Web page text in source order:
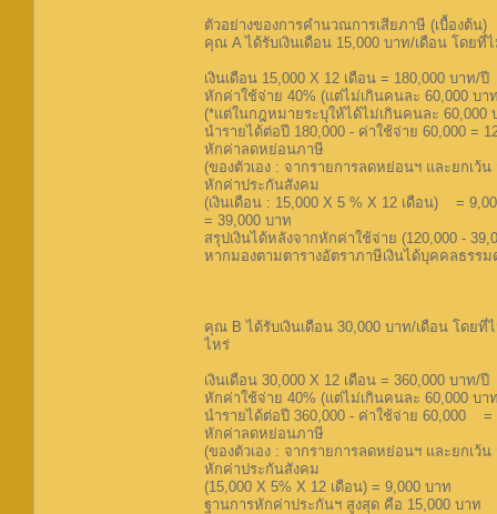
ตัวอย่างของการคำนวณการเสียภาษี (เบื้องต้น)
คุณ A ได้รับเงินเดือน 15,000 บาท/เดือน โดย
เงินเดือน 15,000 X 12 เดือน = 180,000 บาท/ปี
หักค่าใช้จ่าย 40% (แต่ไม่เกินคนละ 60,000 บ
(*แต่ในกฎหมายระบุให้ได้ไม่เกินคนละ 60,000
นำรายได้ต่อปี 180,000 - ค่าใช้จ่าย 60,000 =
หักค่าลดหย่อนภาษี
(ของตัวเอง : จากรายการลดหย่อนฯ และยกเว้
หักค่าประกันสังคม
(เงินเดือน : 15,000 X 5 % X 12 เดือน) =
= 39,000 บาท
สรุปเงินได้หลังจากหักค่าใช้จ่าย (120,000 -
หากมองตามตารางอัตราภาษีเงินได้บุคคลธรร
คุณ B ได้รับเงินเดือน 30,000 บาท/เดือน โดย
ไหร่
เงินเดือน 30,000 X 12 เดือน = 360,000 บาท/ปี
หักค่าใช้จ่าย 40% (แต่ไม่เกินคนละ 60,000 บา
นำรายได้ต่อปี 360,000 - ค่าใช้จ่าย 60,000 =
หักค่าลดหย่อนภาษี
(ของตัวเอง : จากรายการลดหย่อนฯ และยกเว้
หักค่าประกันสังคม
(15,000 X 5% X 12 เดือน) = 9,000 บาท
ฐานการหักค่าประกันฯ สูงสุด คือ 15,000 บาท